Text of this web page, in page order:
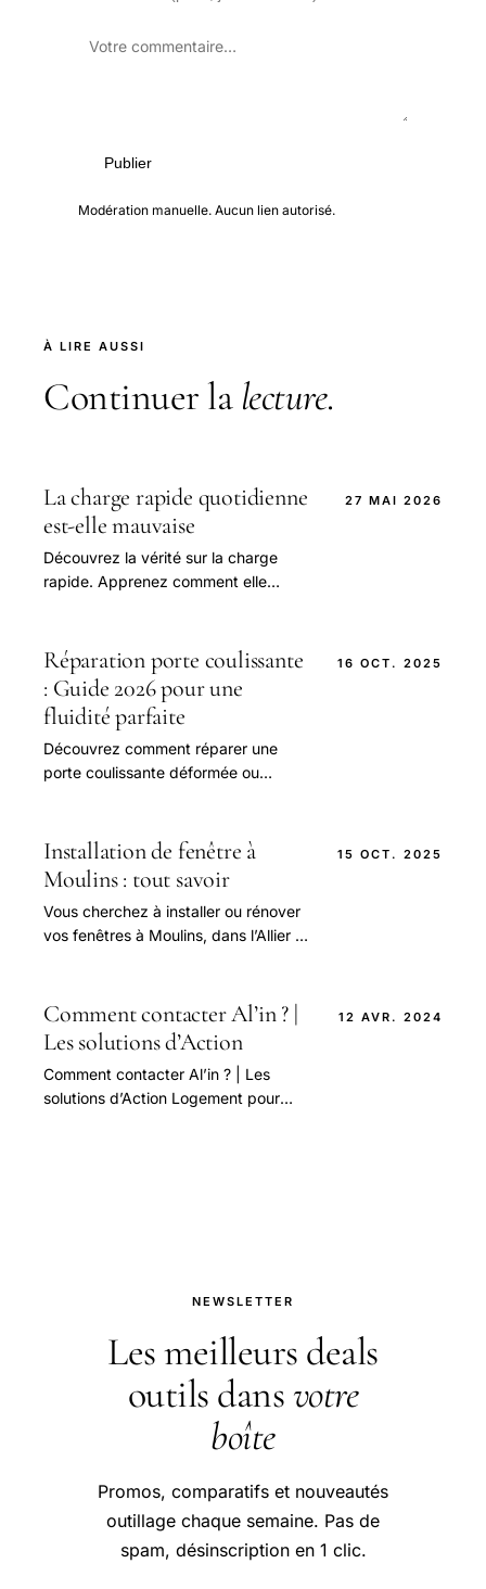
Publier
Modération manuelle. Aucun lien autorisé.
À LIRE AUSSI
Continuer la lecture.
La charge rapide quotidienne
est-elle mauvaise
Découvrez la vérité sur la charge
rapide. Apprenez comment elle
une utilisation.
27 MAI 2026
Réparation porte coulissante
: Guide 2026 pour une
fluidité parfaite
Découvrez comment réparer une
porte coulissante déformée ou
les prix et les modèles pour trouver la
solution idéale pour votre maison, et
apprenez à entretenir vos portes
pour éviter les problèmes courants.
16 OCT. 2025
Installation de fenêtre à
Moulins : tout savoir
Vous cherchez à installer ou rénover
vos fenêtres à Moulins, dans l’Allier ?
15 OCT. 2025
Comment contacter Al’in ? |
Les solutions d’Action
Comment contacter Al’in ? | Les
solutions d’Action Logement pour
12 AVR. 2024
NEWSLETTER
Les meilleurs deals
outils dansvotre
boîte
Promos, comparatifs et nouveautés
outillage chaque semaine. Pas de
spam, désinscription en 1 clic.